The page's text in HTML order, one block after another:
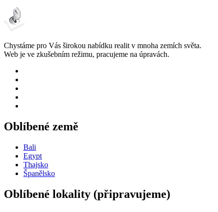
Chystáme pro Vás širokou nabídku realit v mnoha zemích světa.
Web je ve zkušebním režimu, pracujeme na úpravách.
Oblíbené země
Bali
Egypt
Thajsko
Španělsko
Oblíbené lokality (připravujeme)